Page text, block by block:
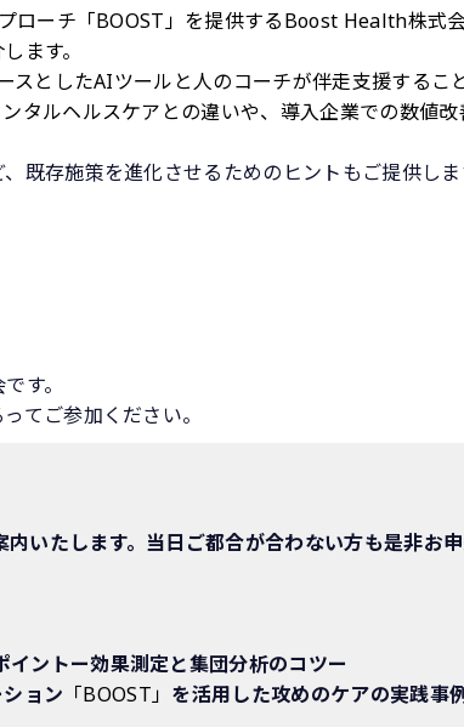
ローチ「BOOST」を提供するBoost Health株式会
ます。
としたAIツールと人のコーチが伴走支援するこ
タルヘルスケアとの違いや、 導入企業での数値改
既存施策を進化させるためのヒントもご提供しま
す。​
てご参加ください。​
いたします。当日ご都合が合わない方も是非お
ントー効果測定と集団分析のコツー
ョン 「BOOST」 を活用した攻めのケアの実践事